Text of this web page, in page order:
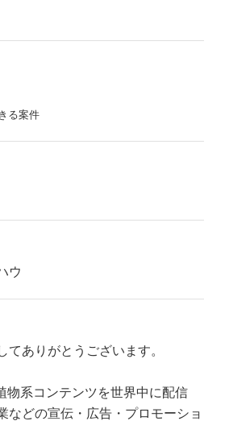
る案件
ウ
てありがとうございます。
物系コンテンツを世界中に配信
などの宣伝・広告・プロモーショ